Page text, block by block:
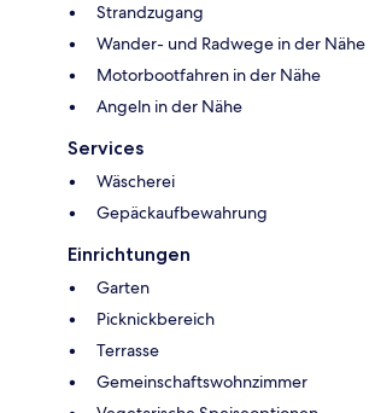
Strandzugang
Wander- und Radwege in der Nähe
Motorbootfahren in der Nähe
Angeln in der Nähe
Services
Wäscherei
Gepäckaufbewahrung
Einrichtungen
Garten
Picknickbereich
Terrasse
Gemeinschaftswohnzimmer